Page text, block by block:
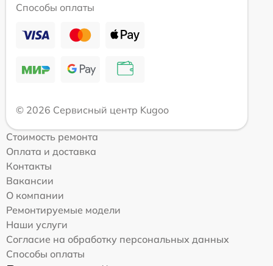
Способы оплаты
© 2026 Сервисный центр Kugoo
Стоимость ремонта
Оплата и доставка
Контакты
Вакансии
О компании
Ремонтируемые модели
Наши услуги
Согласие на обработку персональных данных
Способы оплаты